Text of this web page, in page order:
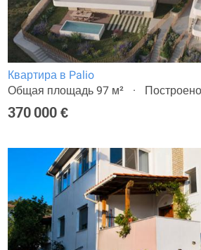
Квартира в Palio
Общая площадь 97 м²
370 000 €